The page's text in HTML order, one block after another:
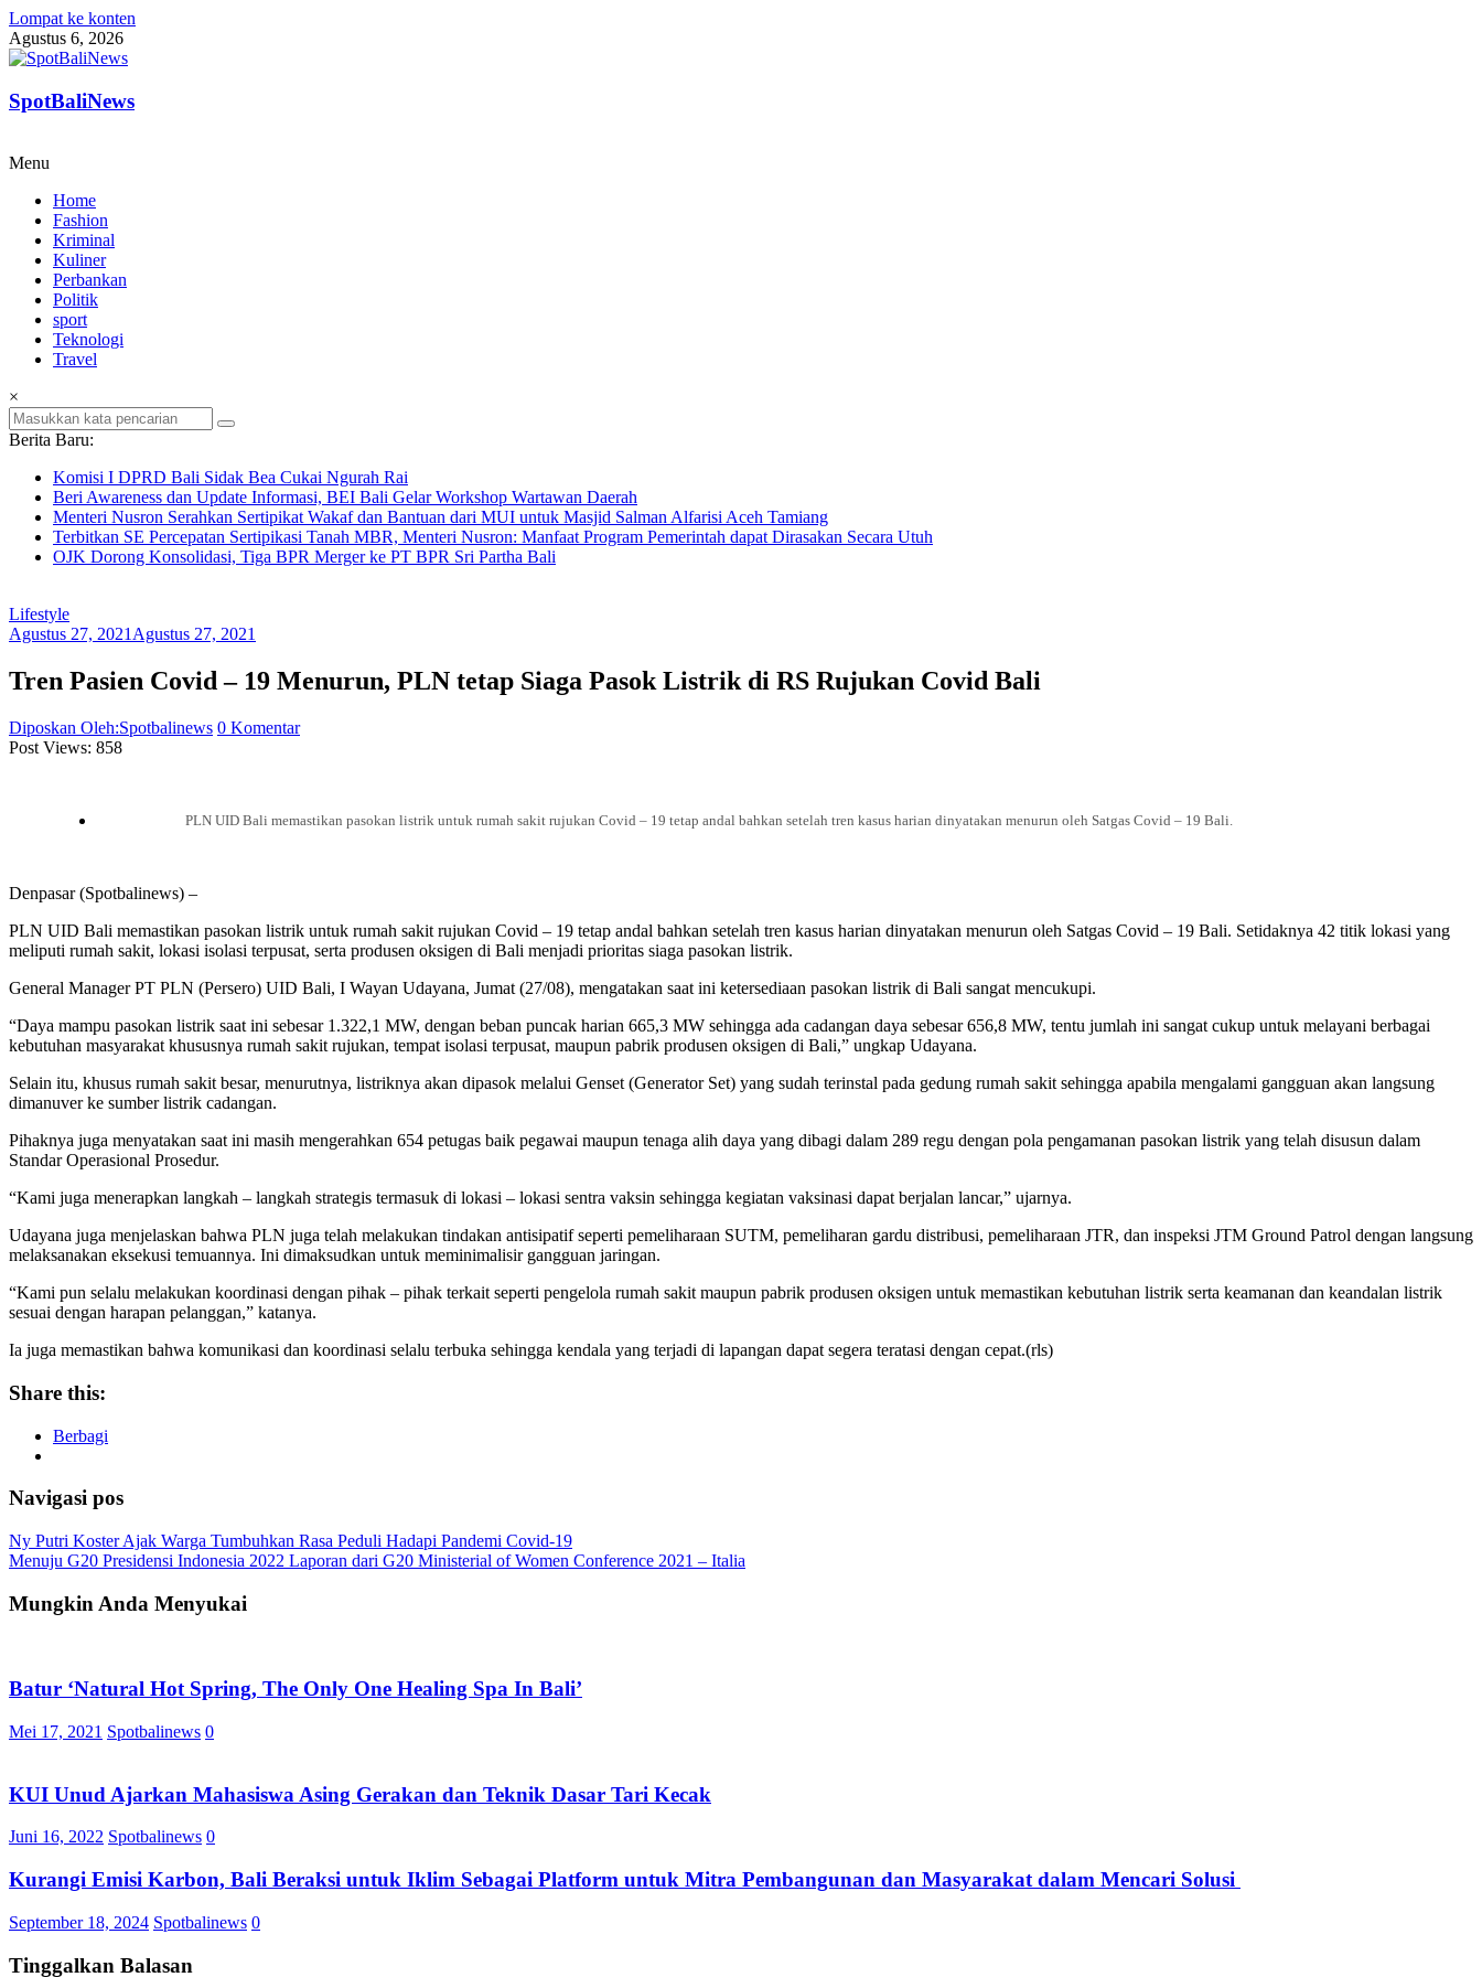
Lompat ke konten
Agustus 6, 2026
SpotBaliNews
Menu
Home
Fashion
Kriminal
Kuliner
Perbankan
Politik
sport
Teknologi
Travel
×
Berita Baru:
Komisi I DPRD Bali Sidak Bea Cukai Ngurah Rai
Beri Awareness dan Update Informasi, BEI Bali Gelar Workshop Wartawan Daerah
Menteri Nusron Serahkan Sertipikat Wakaf dan Bantuan dari MUI untuk Masjid Salman Alfarisi Aceh Tamiang
Terbitkan SE Percepatan Sertipikasi Tanah MBR, Menteri Nusron: Manfaat Program Pemerintah dapat Dirasakan Secara Utuh
OJK Dorong Konsolidasi, Tiga BPR Merger ke PT BPR Sri Partha Bali
Lifestyle
Agustus 27, 2021Agustus 27, 2021
Tren Pasien Covid – 19 Menurun, PLN tetap Siaga Pasok Listrik di RS Rujukan Covid Bali
Diposkan Oleh:Spotbalinews 0 Komentar
Post Views: 858
PLN UID Bali memastikan pasokan listrik untuk rumah sakit rujukan Covid – 19 tetap andal bahkan setelah tren kasus harian dinyatakan menurun oleh Satgas Covid – 19 Bali.
Denpasar (Spotbalinews) –
PLN UID Bali memastikan pasokan listrik untuk rumah sakit rujukan Covid – 19 tetap andal bahkan setelah tren kasus harian dinyatakan menurun oleh Satgas Covid – 19 Bali. Setidaknya 42 titik lokasi yang
meliputi rumah sakit, lokasi isolasi terpusat, serta produsen oksigen di Bali menjadi prioritas siaga pasokan listrik.
General Manager PT PLN (Persero) UID Bali, I Wayan Udayana, Jumat (27/08), mengatakan saat ini ketersediaan pasokan listrik di Bali sangat mencukupi.
“Daya mampu pasokan listrik saat ini sebesar 1.322,1 MW, dengan beban puncak harian 665,3 MW sehingga ada cadangan daya sebesar 656,8 MW, tentu jumlah ini sangat cukup untuk melayani berbagai
kebutuhan masyarakat khususnya rumah sakit rujukan, tempat isolasi terpusat, maupun pabrik produsen oksigen di Bali,” ungkap Udayana.
Selain itu, khusus rumah sakit besar, menurutnya, listriknya akan dipasok melalui Genset (Generator Set) yang sudah terinstal pada gedung rumah sakit sehingga apabila mengalami gangguan akan langsung
dimanuver ke sumber listrik cadangan.
Pihaknya juga menyatakan saat ini masih mengerahkan 654 petugas baik pegawai maupun tenaga alih daya yang dibagi dalam 289 regu dengan pola pengamanan pasokan listrik yang telah disusun dalam
Standar Operasional Prosedur.
“Kami juga menerapkan langkah – langkah strategis termasuk di lokasi – lokasi sentra vaksin sehingga kegiatan vaksinasi dapat berjalan lancar,” ujarnya.
Udayana juga menjelaskan bahwa PLN juga telah melakukan tindakan antisipatif seperti pemeliharaan SUTM, pemeliharan gardu distribusi, pemeliharaan JTR, dan inspeksi JTM Ground Patrol dengan langsung
melaksanakan eksekusi temuannya. Ini dimaksudkan untuk meminimalisir gangguan jaringan.
“Kami pun selalu melakukan koordinasi dengan pihak – pihak terkait seperti pengelola rumah sakit maupun pabrik produsen oksigen untuk memastikan kebutuhan listrik serta keamanan dan keandalan listrik
sesuai dengan harapan pelanggan,” katanya.
Ia juga memastikan bahwa komunikasi dan koordinasi selalu terbuka sehingga kendala yang terjadi di lapangan dapat segera teratasi dengan cepat.(rls)
Share this:
Berbagi
Navigasi pos
Ny Putri Koster Ajak Warga Tumbuhkan Rasa Peduli Hadapi Pandemi Covid-19
Menuju G20 Presidensi Indonesia 2022 Laporan dari G20 Ministerial of Women Conference 2021 – Italia
Mungkin Anda Menyukai
Batur ‘Natural Hot Spring, The Only One Healing Spa In Bali’
Mei 17, 2021 Spotbalinews 0
KUI Unud Ajarkan Mahasiswa Asing Gerakan dan Teknik Dasar Tari Kecak
Juni 16, 2022 Spotbalinews 0
Kurangi Emisi Karbon, Bali Beraksi untuk Iklim Sebagai Platform untuk Mitra Pembangunan dan Masyarakat dalam Mencari Solusi
September 18, 2024 Spotbalinews 0
Tinggalkan Balasan